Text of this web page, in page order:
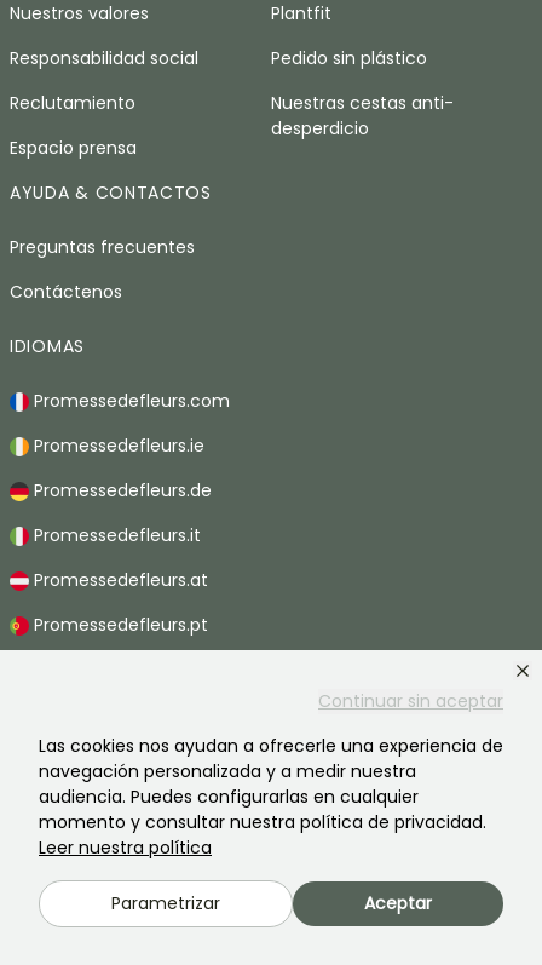
Continuar sin aceptar
Las cookies nos ayudan a ofrecerle una experiencia de
navegación personalizada y a medir nuestra
audiencia. Puedes configurarlas en cualquier
momento y consultar nuestra política de privacidad.
Leer nuestra política
Parametrizar Aceptar
Nuestros valores
Responsabilidad social
Reclutamiento
Espacio prensa
Plantfit
Pedido sin plástico
Nuestras cestas anti-
desperdicio
AYUDA & CONTACTOS
Preguntas frecuentes
Contáctenos
IDIOMAS
Promessedefleurs.com
Promessedefleurs.ie
Promessedefleurs.de
Promessedefleurs.it
Promessedefleurs.at
Promessedefleurs.pt
Promessedefleurs.ch
Información legal
Términos y condiciones
Política de privacidad
Promesse de fleurs, una empresa familiar al servicio de todos los